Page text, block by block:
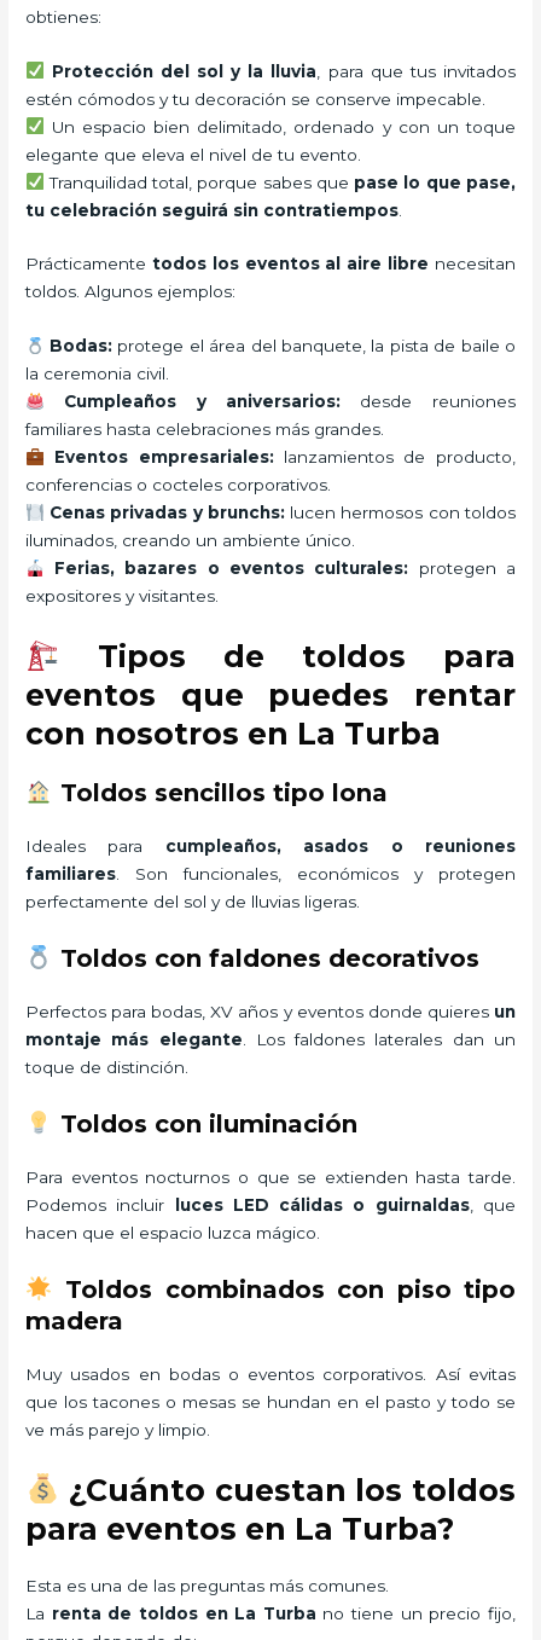
obtienes:
Protección del sol y la lluvia , para que tus invitados
estén cómodos y tu decoración se conserve impecable.
Un espacio bien delimitado, ordenado y con un toque
elegante que eleva el nivel de tu evento.
Tranquilidad total, porque sabes que pase lo que pase,
tu celebración seguirá sin contratiempos
Prácticamente todos los eventos al aire libre necesitan
toldos. Algunos ejemplos:
Bodas: protege el área del banquete, la pista de baile o
la ceremonia civil.
Cumpleaños y aniversarios: desde reuniones
familiares hasta celebraciones más grandes.
Eventos empresariales:lanzamientos de producto,
conferencias o cocteles corporativos.
Cenas privadas y brunchs:lucen hermosos con toldos
iluminados, creando un ambiente único.
Ferias, bazares o eventos culturales: protegen a
expositores y visitantes.
Tipos de toldos para
eventos que puedes rentar
con nosotros en La Turba
Toldos sencillos tipo lona
Ideales para cumpleaños, asados o reuniones
familiares . Son funcionales, económicos y protegen
perfectamente del sol y de lluvias ligeras.
Toldos con faldones decorativos
Perfectos para bodas, XV años y eventos donde quieres un
montaje más elegante . Los faldones laterales dan un
toque de distinción.
Toldos con iluminación
Para eventos nocturnos o que se extienden hasta tarde.
Podemos incluir
luces LED cálidas o guirnaldas, que
hacen que el espacio luzca mágico.
Toldos combinados con piso tipo
madera
Muy usados en bodas o eventos corporativos. Así evitas
que los tacones o mesas se hundan en el pasto y todo se
ve más parejo y limpio.
¿Cuánto cuestan los toldos
para eventos en La Turba?
Esta es una de las preguntas más comunes.
La renta de toldos en La Turba no tiene un precio fijo,